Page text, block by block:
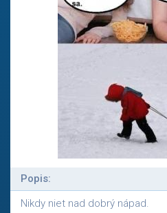
Popis:
Nikdy niet nad dobrý nápad.